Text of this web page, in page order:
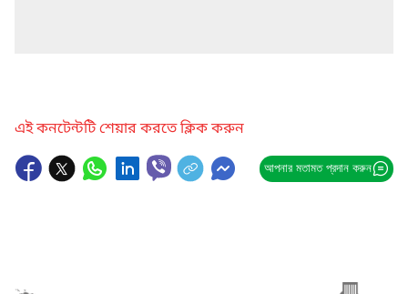
এই কনটেন্টটি শেয়ার করতে ক্লিক করুন
আপনার মতামত প্রদান করুন